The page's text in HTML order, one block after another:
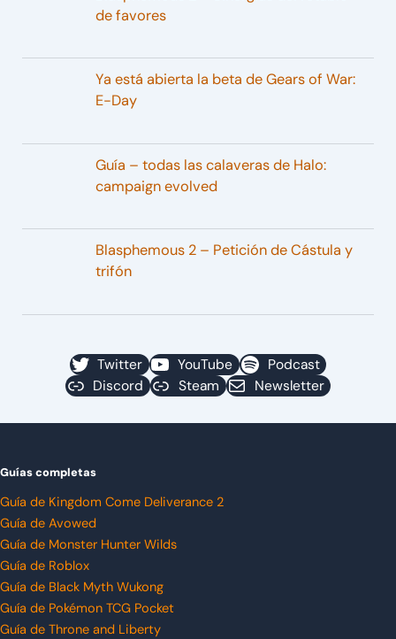
de favores
Ya está abierta la beta de Gears of War:
E-Day
Guía – todas las calaveras de Halo:
campaign evolved
Blasphemous 2 – Petición de Cástula y
trifón
Twitter YouTube
Podcast
Discord
Steam Newsletter
Guías completas
Guía de Kingdom Come Deliverance 2
Guía de Avowed
Guía de Monster Hunter Wilds
Guía de Roblox
Guía de Black Myth Wukong
Guía de Pokémon TCG Pocket
Guía de Throne and Liberty